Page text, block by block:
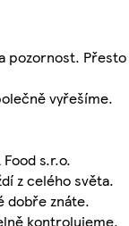
pozornost. Přesto
vyřešíme.
s.r.o.
z celého světa.
dobře znáte.
kontrolujeme,